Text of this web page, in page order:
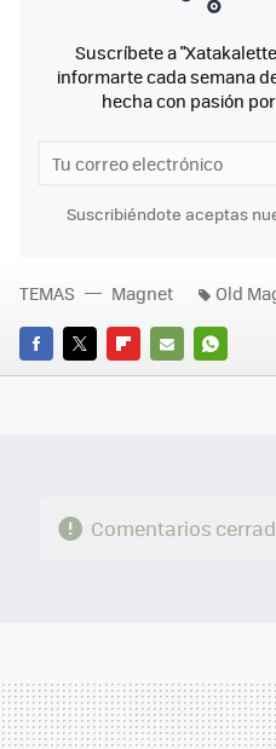
Suscríbete a
informarte cada semana
hecha con pasión
Suscribiéndote aceptas
FACEBOOK
TWITTERFLIPBOARD
E-
TEMAS Magnet Old
Comentarios